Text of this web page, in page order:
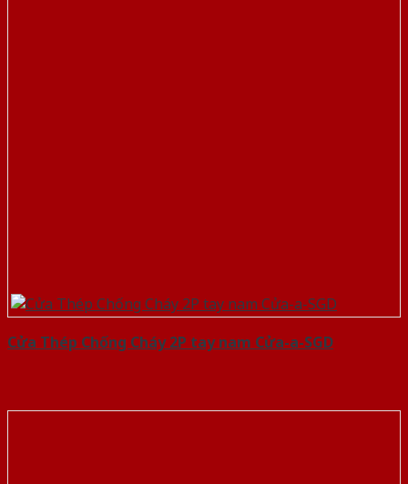
Cửa Thép Chống Cháy 2P tay nam Cửa-a-SGD